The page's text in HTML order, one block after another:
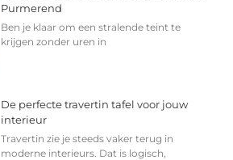
Purmerend
Ben je klaar om een stralende teint te
krijgen zonder uren in
De perfecte travertin tafel voor jouw
interieur
Travertin zie je steeds vaker terug in
moderne interieurs. Dat is logisch,